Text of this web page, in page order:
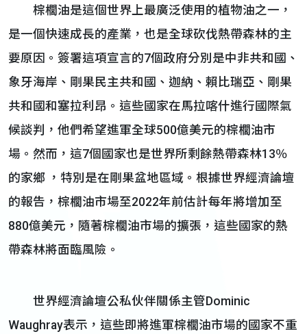
棕櫚油是這個世界上最廣泛使用的植物油之一，
是一個快速成長的產業，也是全球砍伐熱帶森林的主
要原因。簽署這項宣言的7個政府分別是中非共和國、
象牙海岸、剛果民主共和國、迦納、賴比瑞亞、剛果
共和國和塞拉利昂。這些國家在馬拉喀什進行國際氣
候談判，他們希望進軍全球500億美元的棕櫚油市
場。然而，這7個國家也是世界所剩餘熱帶森林13％
的家鄉 ，特別是在剛果盆地區域。根據世界經濟論壇
的報告，棕櫚油市場至2022年前估計每年將增加至
880億美元，隨著棕櫚油市場的擴張，這些國家的熱
帶森林將面臨風險。
世界經濟論壇公私伙伴關係主管Dominic
Waughray表示，這些即將進軍棕櫚油市場的國家不重